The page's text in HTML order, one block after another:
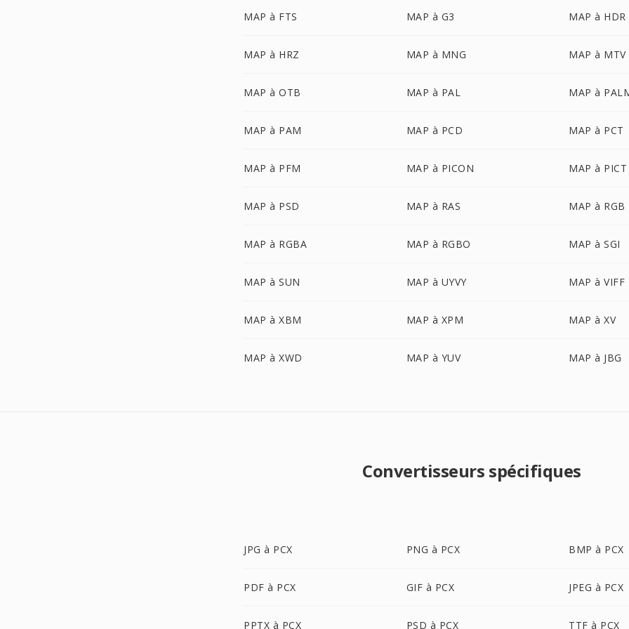
MAP à FTS MAP à G3 MAP à HDR
MAP à HRZ MAP à MNG MAP à MTV
MAP à OTB MAP à PAL MAP à
MAP à PAM MAP à PCD MAP à PCT
MAP à PFM MAP à PICON MAP à PICT
MAP à PSD MAP à RAS MAP à RGB
MAP à RGBA MAP à RGBO MAP à SGI
MAP à SUN MAP à UYVY MAP à VIFF
MAP à XBM MAP à XPM MAP à XV
MAP à XWD MAP à YUV MAP à JBG
Convertisseurs spécifiques
JPG à PCX PNG à PCX BMP à PCX
PDF à PCX GIF à PCX JPEG à PCX
PPTX à PCX PSD à PCX TTF à PCX